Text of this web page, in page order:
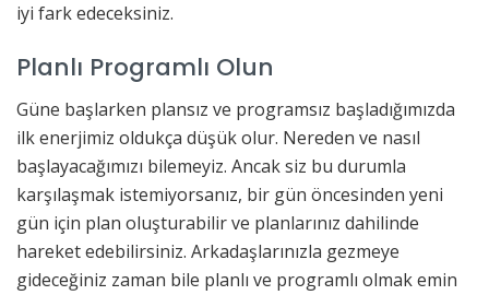
iyi fark edeceksiniz.
Planlı Programlı Olun
Güne başlarken plansız ve programsız başladığımızda
ilk enerjimiz oldukça düşük olur. Nereden ve nasıl
başlayacağımızı bilemeyiz. Ancak siz bu durumla
karşılaşmak istemiyorsanız, bir gün öncesinden yeni
gün için plan oluşturabilir ve planlarınız dahilinde
hareket edebilirsiniz. Arkadaşlarınızla gezmeye
gideceğiniz zaman bile planlı ve programlı olmak emin